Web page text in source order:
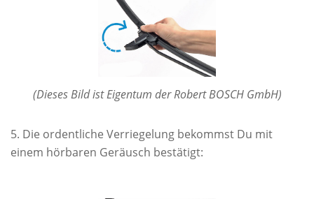
(Dieses Bild ist Eigentum der Robert BOSCH GmbH)
Die ordentliche Verriegelung bekommst Du mit
einem hörbaren Geräusch bestätigt: